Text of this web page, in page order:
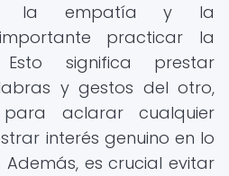
la empatía y la
practicar la
significa prestar
y gestos del otro,
aclarar cualquier
interés genuino en lo
es crucial evitar